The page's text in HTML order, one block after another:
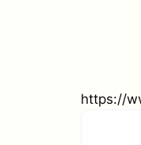
https://